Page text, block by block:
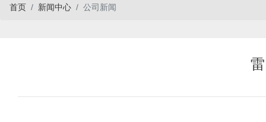
首页 新闻中心 公司新闻